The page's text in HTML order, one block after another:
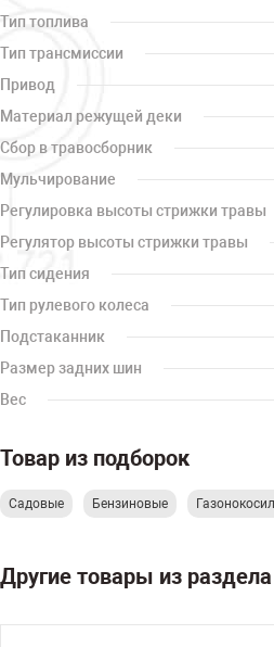
Тип топлива
Тип трансмиссии
Привод
Материал режущей деки
Сбор в травосборник
Мульчирование
Регулировка высоты стрижки травы
Регулятор высоты стрижки травы
Тип сидения
Тип рулевого колеса
Подстаканник
Размер задних шин
Вес
Товар из подборок
Садовые Бензиновые
Другие товары из